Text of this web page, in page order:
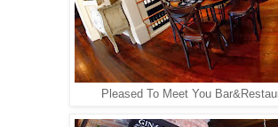
Pleased To Meet You